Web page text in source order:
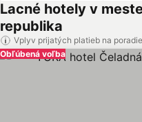
Lacné hotely v
republika
Vplyv prijatých platieb na
Obľúbená voľba